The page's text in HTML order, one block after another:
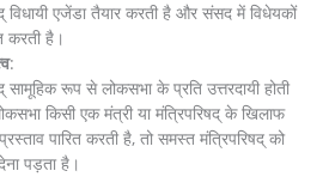
विधायी एजेंडा तैयार करती है और संसद में विधेयकों
करती है।
:
सामूहिक रूप से लोकसभा के प्रति उत्तरदायी होती
किसी एक मंत्री या मंत्रिपरिषद् के खिलाफ
पारित करती है, तो समस्त मंत्रिपरिषद् को
पड़ता है।